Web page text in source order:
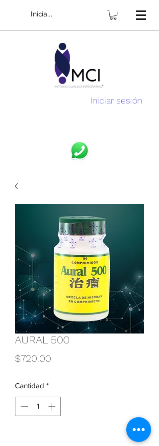
Iniciar sesión
Iniciar sesión
AURAL 500
$720.00
Cantidad *